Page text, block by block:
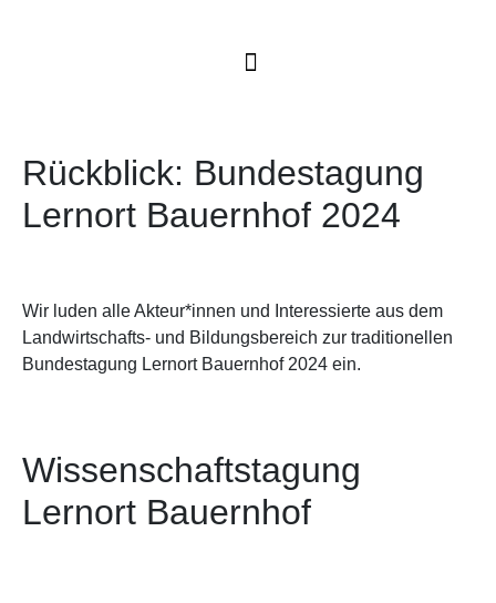
Rückblick: Bundestagung
Lernort Bauernhof 2024
Wir luden alle Akteur*innen und Interessierte aus dem
Landwirtschafts- und Bildungsbereich zur traditionellen
Bundestagung Lernort Bauernhof 2024 ein.
Wissenschaftstagung
Lernort Bauernhof